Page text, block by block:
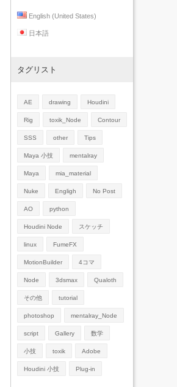
English (United States)
日本語
タグリスト
AE drawing Houdini
Rig toxik_Node Contour
SSS other Tips
Maya 小技 mentalray
Maya mia_material
Nuke Engligh No Post
AO python
Houdini Node スケッチ
linux FumeFX
MotionBuilder 4コマ
Node 3dsmax Qualoth
その他 tutorial
photoshop mentalray_Node
script Gallery 数学
小技 toxik Adobe
Houdini 小技 Plug-in